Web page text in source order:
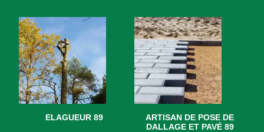
ELAGUEUR 89
ARTISAN DE POSE DE
DALLAGE ET PAVÉ 89